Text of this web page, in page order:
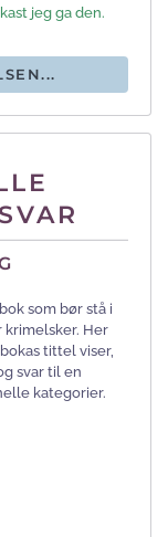
jeg ga den.
som bør stå i
krimelsker. Her
tittel viser,
svar til en
kategorier.